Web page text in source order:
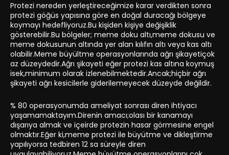
Protezi nereden yerleştireceğimize karar verdikten sonra
protezi göğüs yapısına göre en doğal duracağı bölgeye
koymayı hedefliyoruz.Bu kişiden kişiye değişiklik
gösterebilir.Bu bölgeler; meme doku altı,meme dokusu ve
meme dokusunun altında yer alan kılıfın altı veya kas altı
olabilir.Meme büyültme operasyonlarında ağrı şikayetiçok
az düzeydedir.Ağrı şikayeti eğer protezi kas altına koymuş
isek,minimum olarak izlenebilmektedir.Ancak;hiçbir ağrı
şikayeti ağrı kesicilerle giderilemeyecek düzeyde değildir.
% 80 operasyonumda ameliyat sonrası diren ihtiyacı
yaşamamaktayım.Direnin amacı;olası bir kanamayı
dışarıya almak ve içeirde protezin hasar görmesine engel
olmaktır.Eğer ki,meme protezi ile büyütme ve dikleştirme
yapılıyorsa tedbiren 12 sa süreyle diren